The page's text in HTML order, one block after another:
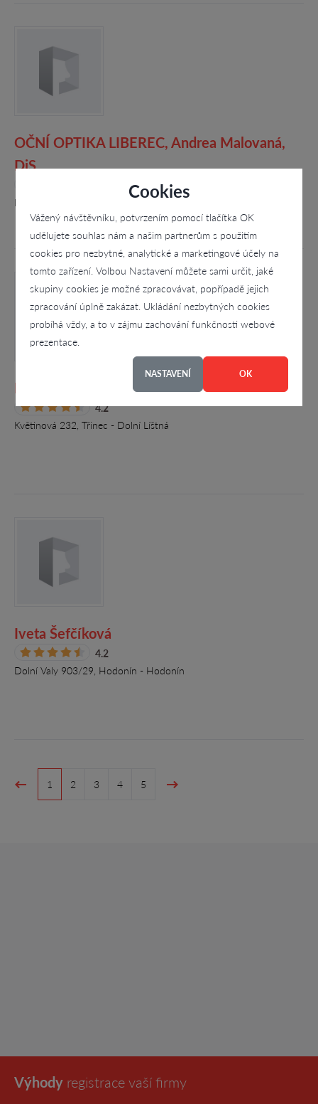
Cookies
Vážený návštěvníku, potvrzením pomocí tlačítka OK
udělujete souhlas nám a našim partnerům s použitím
cookies pro nezbytné, analytické a marketingové účely na
tomto zařízení. Volbou Nastavení můžete sami určit, jaké
skupiny cookies je možné zpracovávat, popřípadě jejich
zpracování úplně zakázat. Ukládání nezbytných cookies
probíhá vždy, a to v zájmu zachování funkčnosti webové
prezentace.
NASTAVENÍ OK
OČNÍ OPTIKA LIBEREC, Andrea Malovaná,
DiS.
Rumunská 43/14, Liberec
Mgr. Josef Kwaczek
4.2
Květinová 232, Třinec - Dolní Líštná
Iveta Šefčíková
4.2
Dolní Valy 903/29, Hodonín - Hodonín
1 2 3 4 5
Výhody registrace vaší firmy